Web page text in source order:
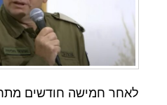
לאחר חמישה חודשים